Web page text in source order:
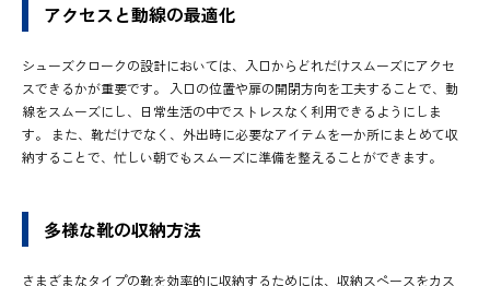
アクセスと動線の最適化
シューズクロークの設計においては、入口からどれだけスムーズにアクセ
スできるかが重要です。 入口の位置や扉の開閉方向を工夫することで、動
線をスムーズにし、日常生活の中でストレスなく利用できるようにしま
す。 また、靴だけでなく、外出時に必要なアイテムを一か所にまとめて収
納することで、忙しい朝でもスムーズに準備を整えることができます。
多様な靴の収納方法
さまざまなタイプの靴を効率的に収納するためには、収納スペースをカス